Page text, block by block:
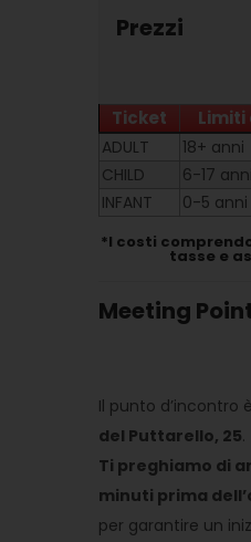
Prezzi
Ticket Limiti
ADULT 18+ anni
CHILD
6-17 anni
INFANT
0-5 anni
*I costi
tasse e
Meeting
Il punto d’incontro
del Puttarello, 25.
Ti preghiamo di
minuti prima
per garantire un